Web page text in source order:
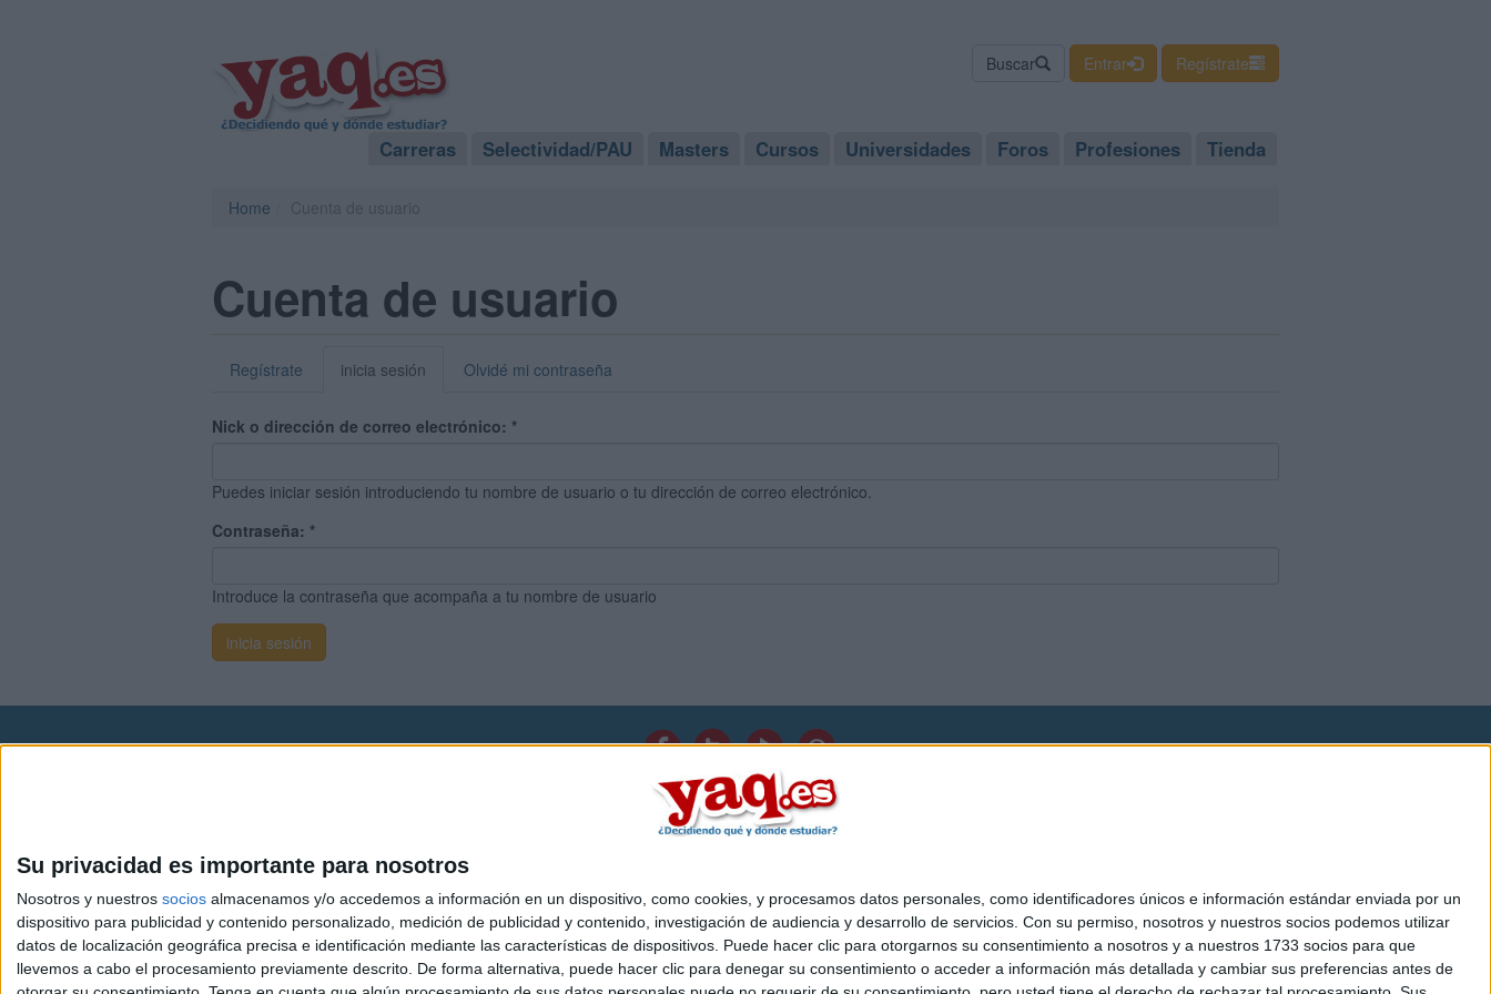
Su privacidad es importante para nosotros
Nosotros y nuestros socios almacenamos y/o accedemos a información en un dispositivo, como cookies, y procesamos datos personales, como identificadores únicos e información estándar enviada por un
dispositivo para publicidad y contenido personalizado, medición de publicidad y contenido, investigación de audiencia y desarrollo de servicios. Con su permiso, nosotros y nuestros socios podemos utilizar
datos de localización geográfica precisa e identificación mediante las características de dispositivos. Puede hacer clic para otorgarnos su consentimiento a nosotros y a nuestros 1733 socios para que
llevemos a cabo el procesamiento previamente descrito. De forma alternativa, puede hacer clic para denegar su consentimiento o acceder a información más detallada y cambiar sus preferencias antes de
Buscar Entrar Regístrate
Carreras Selectividad/PAU Masters Cursos Universidades Foros Profesiones Tienda
Home
Cuenta de usuario
Regístrate inicia sesión Olvidé mi contraseña
Nick o dirección de correo electrónico: *
Puedes iniciar sesión introduciendo tu nombre de usuario o tu dirección de correo electrónico.
Contraseña: *
Introduce la contraseña que acompaña a tu nombre de usuario
Quiénes somos| Contactar|Anúnciate
Politica de privacidad|Condiciones generales
- Diego de León 47 - 28006 Madrid [ESPAÑA] - Tel. +34 91 593 2767